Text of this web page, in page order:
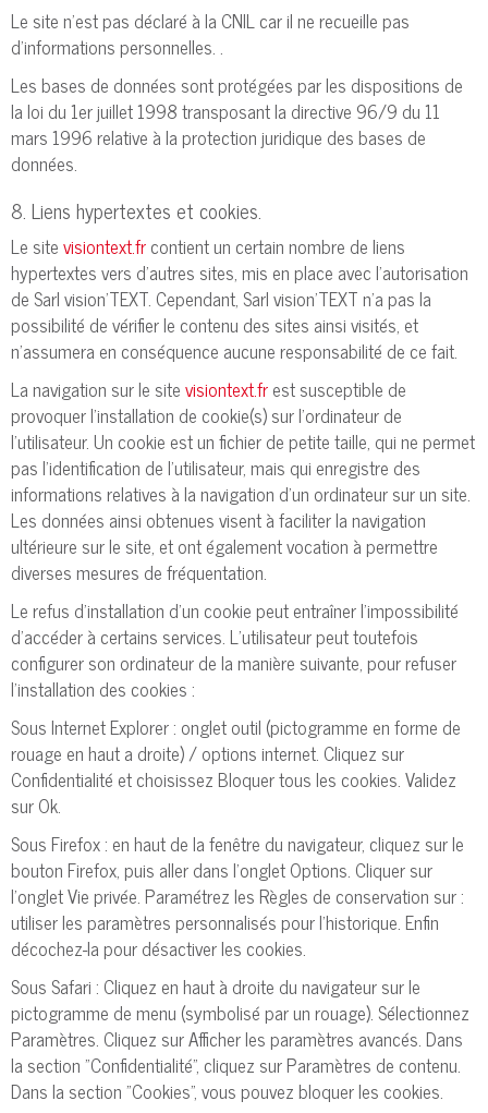
Le site n'est pas déclaré à la CNIL car il ne recueille pas
d'informations personnelles. .
Les bases de données sont protégées par les dispositions de
la loi du 1er juillet 1998 transposant la directive 96/9 du 11
mars 1996 relative à la protection juridique des bases de
données.
8. Liens hypertextes et cookies.
Le sitevisiontext.frcontient un certain nombre de liens
hypertextes vers d’autres sites, mis en place avec l’autorisation
de Sarl vision'TEXT. Cependant, Sarl vision'TEXT n’a pas la
possibilité de vérifier le contenu des sites ainsi visités, et
n’assumera en conséquence aucune responsabilité de ce fait.
La navigation sur le sitevisiontext.frest susceptible de
provoquer l’installation de cookie(s) sur l’ordinateur de
l’utilisateur. Un cookie est un fichier de petite taille, qui ne permet
pas l’identification de l’utilisateur, mais qui enregistre des
informations relatives à la navigation d’un ordinateur sur un site.
Les données ainsi obtenues visent à faciliter la navigation
ultérieure sur le site, et ont également vocation à permettre
diverses mesures de fréquentation.
Le refus d’installation d’un cookie peut entraîner l’impossibilité
d’accéder à certains services. L’utilisateur peut toutefois
configurer son ordinateur de la manière suivante, pour refuser
l’installation des cookies :
Sous Internet Explorer : onglet outil (pictogramme en forme de
rouage en haut a droite) / options internet. Cliquez sur
Confidentialité et choisissez Bloquer tous les cookies. Validez
sur Ok.
Sous Firefox : en haut de la fenêtre du navigateur, cliquez sur le
bouton Firefox, puis aller dans l'onglet Options. Cliquer sur
l'onglet Vie privée. Paramétrez les Règles de conservation sur :
utiliser les paramètres personnalisés pour l'historique. Enfin
décochez-la pour désactiver les cookies.
Sous Safari : Cliquez en haut à droite du navigateur sur le
pictogramme de menu (symbolisé par un rouage). Sélectionnez
Paramètres. Cliquez sur Afficher les paramètres avancés. Dans
la section "Confidentialité", cliquez sur Paramètres de contenu.
Dans la section "Cookies", vous pouvez bloquer les cookies.